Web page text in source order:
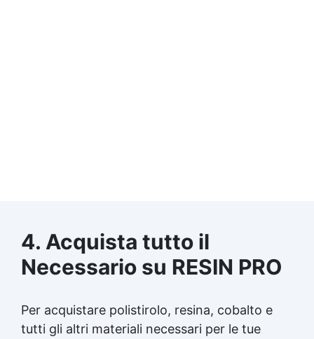
4. Acquista tutto il
Necessario su RESIN PRO
Per acquistare polistirolo, resina, cobalto e
tutti gli altri materiali necessari per le tue